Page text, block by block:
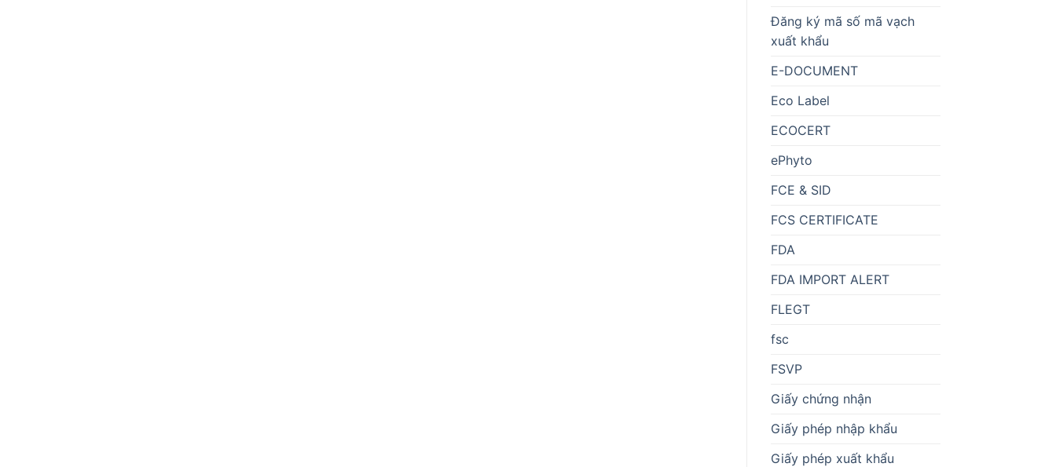
Đăng ký mã số mã vạch
xuất khẩu
E-DOCUMENT
Eco Label
ECOCERT
ePhyto
FCE & SID
FCS CERTIFICATE
FDA
FDA IMPORT ALERT
FLEGT
fsc
FSVP
Giấy chứng nhận
Giấy phép nhập khẩu
Giấy phép xuất khẩu